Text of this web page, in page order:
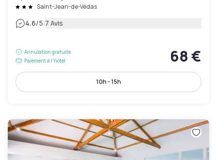
Saint-Jean-de-Védas
4.6/5|7 Avis
Annulation gratuite
Paiement à l'hôtel
68 €
10h - 15h